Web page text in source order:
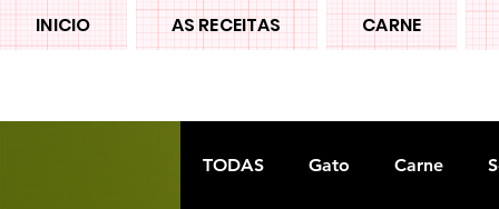
INICIO AS RECEITAS CARNE
TODAS Gato Carne